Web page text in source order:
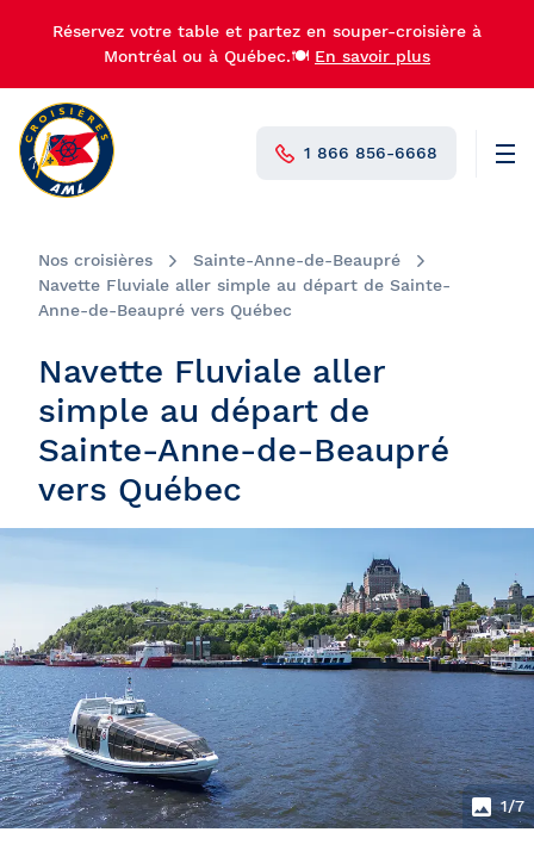
Réservez votre table et partez en souper-croisière à
Montréal ou à Québec.🍽️ En savoir plus
1 866 856-6668
Nos croisières
Sainte-Anne-de-Beaupré
Navette Fluviale aller simple au départ de Sainte-
Anne-de-Beaupré vers Québec
Navette Fluviale aller
simple au départ de
Sainte-Anne-de-Beaupré
vers Québec
1/7